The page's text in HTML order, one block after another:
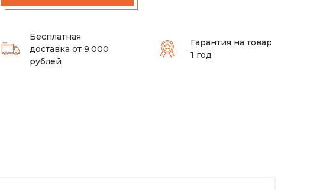
Бесплатная
доставка от 9.000
рублей
Гарантия на товар
1 год